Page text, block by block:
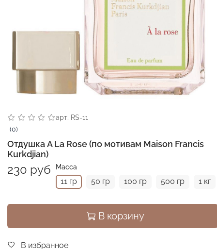
(0)
арт. RS-11
Отдушка A La Rose (по мотивам Maison Francis
Kurkdjian)
230 руб Масса
11 гр 50 гр 100 гр 500 гр 1 кг
В корзину
В избранное